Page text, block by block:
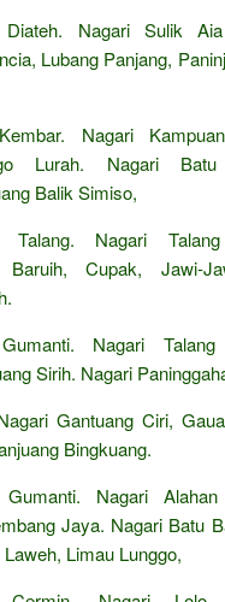
Nagari Sulik
Lubang Panjang,
Nagari
Lurah. Nagari Batu
Balik Simiso,
Talang. Nagari
Baruih, Cupak, Jawi-
Nagari
Sirih. Nagari
Gantuang Ciri,
Bingkuang.
Gumanti. Nagari
Jaya. Nagari Batu
Limau Lunggo,